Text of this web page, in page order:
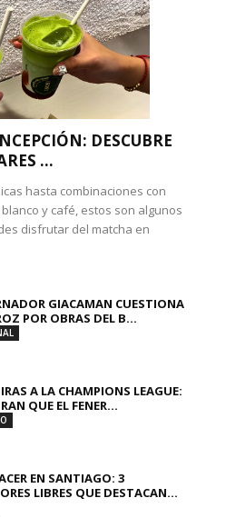
DESCUBRE
...
hasta combinaciones con
y café, estos son algunos
disfrutar del matcha en
GIACAMAN CUESTIONA
POR OBRAS DEL B...
A LA CHAMPIONS LEAGUE:
QUE EL FENER...
EN SANTIAGO: 3
LIBRES QUE DESTACAN...